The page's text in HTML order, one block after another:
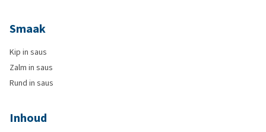
Smaak
Kip in saus
Zalm in saus
Rund in saus
Inhoud